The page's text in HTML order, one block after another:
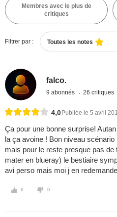
Membres avec le plus de
critiques
Filtrer par : Toutes les notes
falco.
9 abonnés 26 critiques
4,0 Publiée le 5 avril
Ça pour une bonne surprise!
la ça avoine ! Bon niveau
mais pour le reste presque pas
mater en blueray) le bestiaire
avi perso mais moi j en
0 0